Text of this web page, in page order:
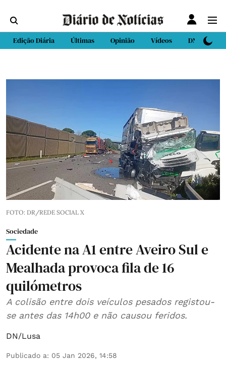
Edição Diária Últimas Opinião Vídeos DN Sport
FOTO: DR/REDE SOCIAL X
Sociedade
Acidente na A1 entre Aveiro Sul e
Mealhada provoca fila de 16
quilómetros
A colisão entre dois veículos pesados registou-
se antes das 14h00 e não causou feridos.
DN/Lusa
Publicado a: 05 Jan 2026, 14:58